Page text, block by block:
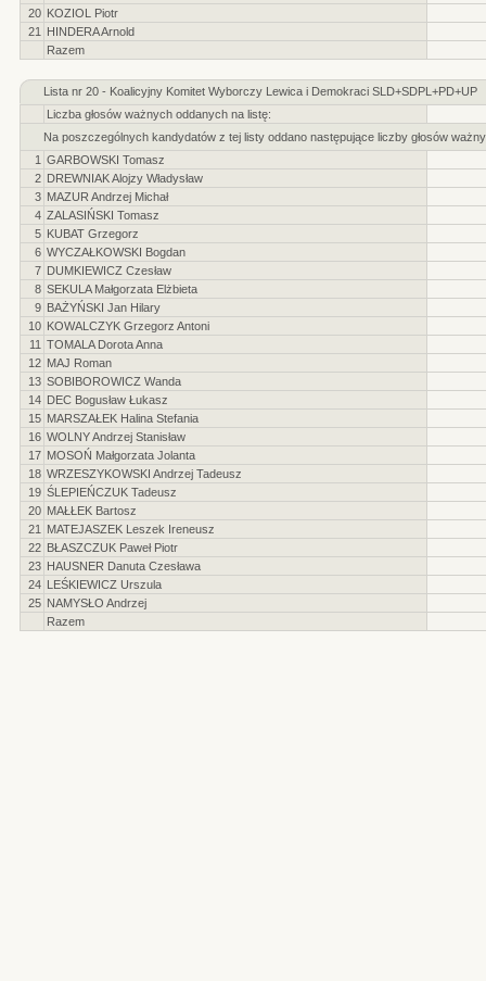
20 KOZIOL Piotr
21
HINDERA Arnold
Razem
Lista nr 20 - Koalicyjny Komitet Wyborczy Lewica i Demokraci SLD+SDPL+PD+UP
Liczba głosów ważnych oddanych na listę:
Na poszczególnych kandydatów z tej listy oddano następujące liczby głosów
1 GARBOWSKI Tomasz
2 DREWNIAK Alojzy Władysław
3 MAZUR Andrzej Michał
4 ZALASIŃSKI Tomasz
5 KUBAT Grzegorz
6 WYCZAŁKOWSKI Bogdan
7 DUMKIEWICZ Czesław
8 SEKULA Małgorzata Elżbieta
9 BAŻYŃSKI Jan Hilary
10 KOWALCZYK Grzegorz Antoni
11 TOMALA Dorota Anna
12 MAJ Roman
13 SOBIBOROWICZ Wanda
14 DEC Bogusław Łukasz
15 MARSZAŁEK Halina Stefania
16 WOLNY Andrzej Stanisław
17 MOSOŃ Małgorzata Jolanta
18 WRZESZYKOWSKI Andrzej Tadeusz
19 ŚLEPIEŃCZUK Tadeusz
20 MAŁŁEK Bartosz
21
MATEJASZEK Leszek Ireneusz
22 BŁASZCZUK Paweł Piotr
23 HAUSNER Danuta Czesława
24 LEŚKIEWICZ Urszula
25 NAMYSŁO Andrzej
Razem